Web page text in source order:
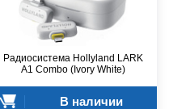
Радиосистема Hollyland LARK
A1 Combo (Ivory White)
В наличии